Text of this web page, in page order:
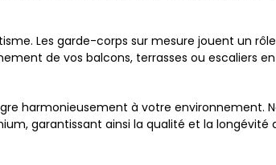
Les garde-corps sur mesure jouent un
de vos balcons, terrasses ou escaliers
harmonieusement à votre environnement.
garantissant ainsi la qualité et la longévité